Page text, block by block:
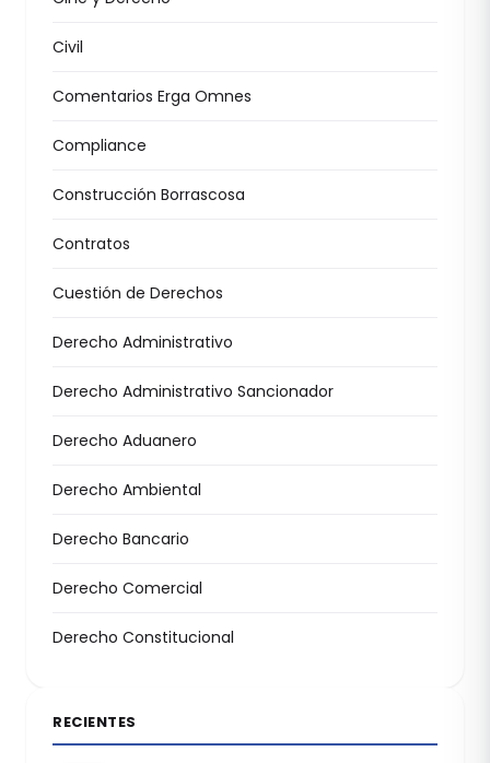
Civil
Comentarios Erga Omnes
Compliance
Construcción Borrascosa
Contratos
Cuestión de Derechos
Derecho Administrativo
Derecho Administrativo Sancionador
Derecho Aduanero
Derecho Ambiental
Derecho Bancario
Derecho Comercial
Derecho Constitucional
RECIENTES